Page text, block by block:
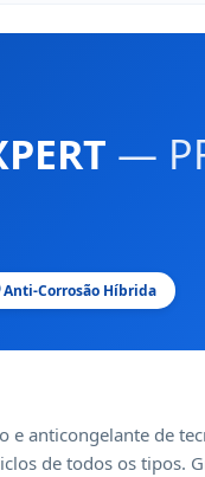
—
Corrosão Híbrida
e anticongelante de
de todos os tipos.